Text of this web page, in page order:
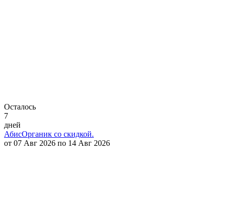
Осталось
7
дней
АбисОрганик со скидкой.
от 07 Авг 2026 по 14 Авг 2026